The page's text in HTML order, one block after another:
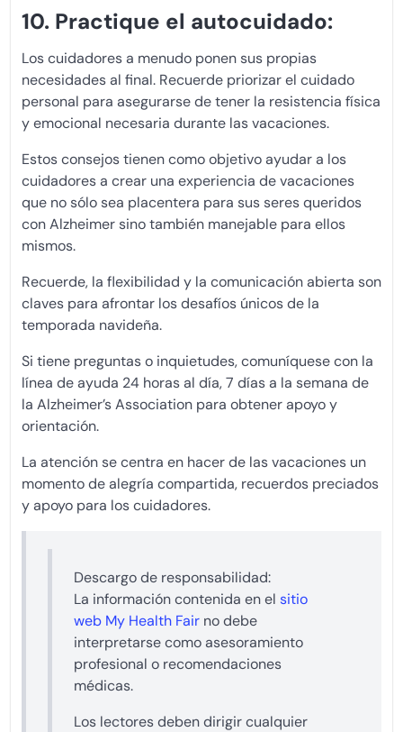
10. Practique el autocuidado:
Los cuidadores a menudo ponen sus propias
necesidades al final. Recuerde priorizar el cuidado
personal para asegurarse de tener la resistencia física
y emocional necesaria durante las vacaciones.
Estos consejos tienen como objetivo ayudar a los
cuidadores a crear una experiencia de vacaciones
que no sólo sea placentera para sus seres queridos
con Alzheimer sino también manejable para ellos
mismos.
Recuerde, la flexibilidad y la comunicación abierta son
claves para afrontar los desafíos únicos de la
temporada navideña.
Si tiene preguntas o inquietudes, comuníquese con la
línea de ayuda 24 horas al día, 7 días a la semana de
la Alzheimer’s Association para obtener apoyo y
orientación.
La atención se centra en hacer de las vacaciones un
momento de alegría compartida, recuerdos preciados
y apoyo para los cuidadores.
Descargo de responsabilidad:
La información contenida en el sitio
web My Health Fair no debe
interpretarse como asesoramiento
profesional o recomendaciones
médicas.
Los lectores deben dirigir cualquier